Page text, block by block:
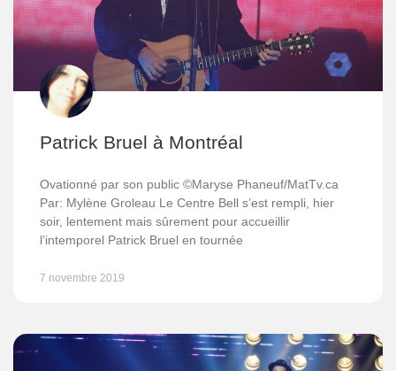
Patrick Bruel à Montréal
Ovationné par son public ©Maryse Phaneuf/MatTv.ca
Par: Mylène Groleau Le Centre Bell s’est rempli, hier
soir, lentement mais sûrement pour accueillir
l’intemporel Patrick Bruel en tournée
7 novembre 2019